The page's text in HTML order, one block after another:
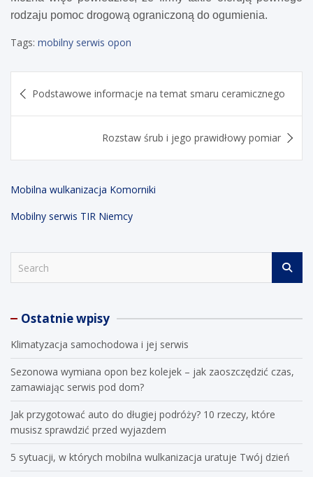
rodzaju pomoc drogową ograniczoną do ogumienia.
Tags: mobilny serwis opon
wpisu
Podstawowe informacje na temat smaru ceramicznego
Rozstaw śrub i jego prawidłowy pomiar
Mobilna wulkanizacja Komorniki
Mobilny serwis TIR Niemcy
c Ostatnie wpisy
Klimatyzacja samochodowa i jej serwis
Sezonowa wymiana opon bez kolejek – jak zaoszczędzić czas,
zamawiając serwis pod dom?
Jak przygotować auto do długiej podróży? 10 rzeczy, które
musisz sprawdzić przed wyjazdem
5 sytuacji, w których mobilna wulkanizacja uratuje Twój dzień